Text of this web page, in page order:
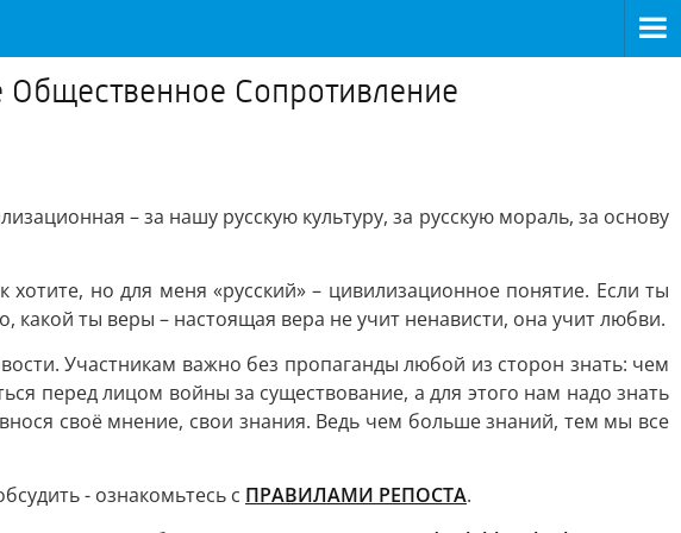
Общественное Сопротивление
– за нашу русскую культуру, за русскую мораль, за основу
но для меня «русский» – цивилизационное понятие. Если ты
какой ты веры – настоящая вера не учит ненависти, она учит любви.
Участникам важно без пропаганды любой из сторон знать: чем
перед лицом войны за существование, а для этого нам надо знать
своё мнение, свои знания. Ведь чем больше знаний, тем мы все
- ознакомьтесь с ПРАВИЛАМИ РЕПОСТА.